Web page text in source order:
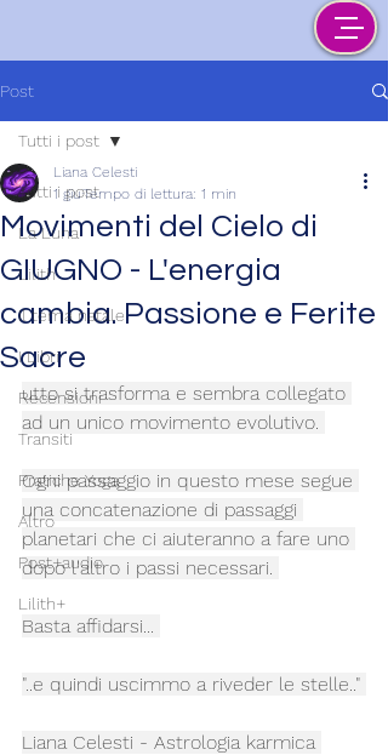
Post
Tutti i post
La Luna
Lilith
Il tema natale
I Libri
Recensioni
Transiti
Pratiche Yoga
Altro
Post+audio
Lilith+
Tutti i post
Movimenti del Cielo di
GIUGNO - L'energia
cambia. Passione e Ferite
Sacre
Liana Celesti
1 giuTempo di lettura: 1 min
utto si trasforma e sembra collegato
ad un unico movimento evolutivo.
Ogni passaggio in questo mese segue
una concatenazione di passaggi
planetari che ci aiuteranno a fare uno
dopo l'altro i passi necessari.
Basta affidarsi...
"..e quindi uscimmo a riveder le stelle.."
Liana Celesti - Astrologia karmica